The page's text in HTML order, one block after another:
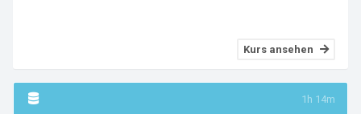
Kurs ansehen
1h 14m